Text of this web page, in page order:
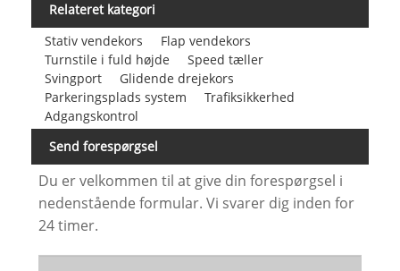
Relateret kategori
Stativ vendekors
Flap vendekors
Turnstile i fuld højde
Speed ​​tæller
Svingport
Glidende drejekors
Parkeringsplads system
Trafiksikkerhed
Adgangskontrol
Send forespørgsel
Du er velkommen til at give din forespørgsel i
nedenstående formular. Vi svarer dig inden for
24 timer.